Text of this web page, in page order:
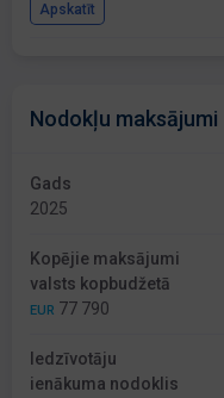
Apskatīt
Nodokļu maksājumi
Gads
2025
Kopējie maksājumi
valsts kopbudžetā
EUR 77 790
Iedzīvotāju
ienākuma nodoklis